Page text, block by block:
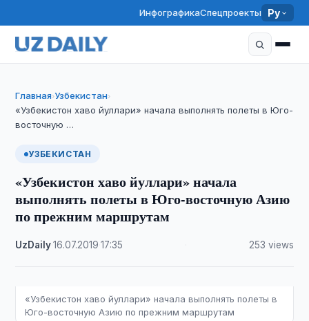
ИнфографикаСпецпроекты Ру
Главная›Узбекистан›
«Узбекистон хаво йуллари» начала выполнять полеты в Юго-
восточную …
УЗБЕКИСТАН
«Узбекистон хаво йуллари» начала
выполнять полеты в Юго-восточную Азию
по прежним маршрутам
UzDaily·16.07.2019 ·17:35 253 views
«Узбекистон хаво йуллари» начала выполнять полеты в
Юго-восточную Азию по прежним маршрутам